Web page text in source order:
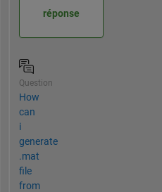
réponse
Question
How
can
i
generate
.mat
file
from